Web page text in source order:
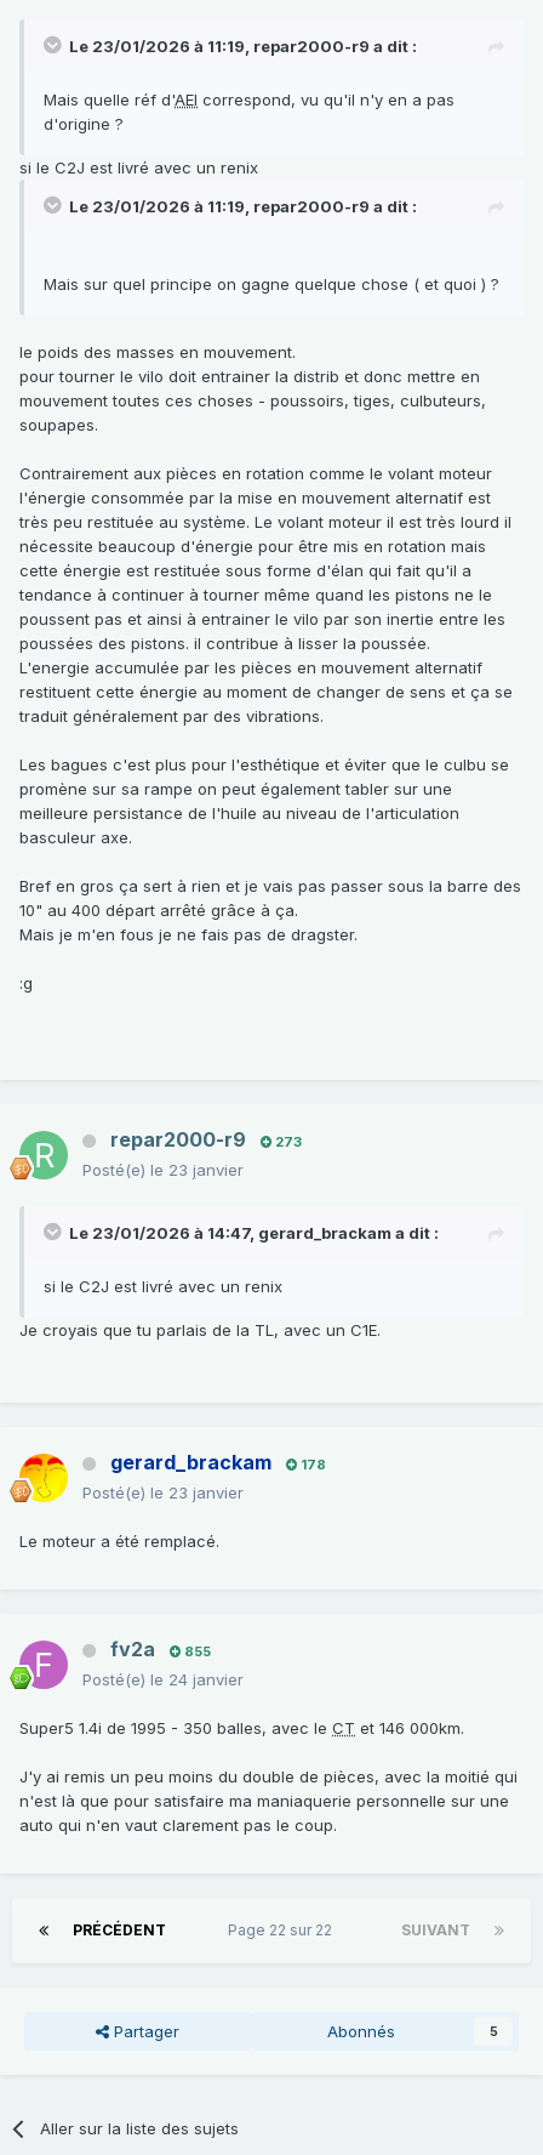
Le 23/01/2026 à 11:19, repar2000-r9 a dit :
Mais quelle réf d'AEI correspond, vu qu'il n'y en a pas
d'origine ?
si le C2J est livré avec un renix
Le 23/01/2026 à 11:19, repar2000-r9 a dit :
Mais sur quel principe on gagne quelque chose ( et quoi ) ?
le poids des masses en mouvement.
pour tourner le vilo doit entrainer la distrib et donc mettre en
mouvement toutes ces choses - poussoirs, tiges, culbuteurs,
soupapes.
Contrairement aux pièces en rotation comme le volant moteur
l'énergie consommée par la mise en mouvement alternatif est
très peu restituée au système. Le volant moteur il est très lourd il
nécessite beaucoup d'énergie pour être mis en rotation mais
cette énergie est restituée sous forme d'élan qui fait qu'il a
tendance à continuer à tourner même quand les pistons ne le
poussent pas et ainsi à entrainer le vilo par son inertie entre les
poussées des pistons. il contribue à lisser la poussée.
L'energie accumulée par les pièces en mouvement alternatif
restituent cette énergie au moment de changer de sens et ça se
traduit généralement par des vibrations.
Les bagues c'est plus pour l'esthétique et éviter que le culbu se
promène sur sa rampe on peut également tabler sur une
meilleure persistance de l'huile au niveau de l'articulation
basculeur axe.
Bref en gros ça sert à rien et je vais pas passer sous la barre des
10" au 400 départ arrêté grâce à ça.
Mais je m'en fous je ne fais pas de dragster.
:g
repar2000-r9 273
Posté(e) le 23 janvier
Le 23/01/2026 à 14:47, gerard_brackam a dit :
si le C2J est livré avec un renix
Je croyais que tu parlais de la TL, avec un C1E.
gerard_brackam 178
Posté(e) le 23 janvier
Le moteur a été remplacé.
fv2a 855
Posté(e) le 24 janvier
Super5 1.4i de 1995 - 350 balles, avec le CT et 146 000km.
J'y ai remis un peu moins du double de pièces, avec la moitié qui
n'est là que pour satisfaire ma maniaquerie personnelle sur une
auto qui n'en vaut clarement pas le coup.
PRÉCÉDENT SUIVANT
Page 22 sur 22
Partager Abonnés 5
Aller sur la liste des sujets